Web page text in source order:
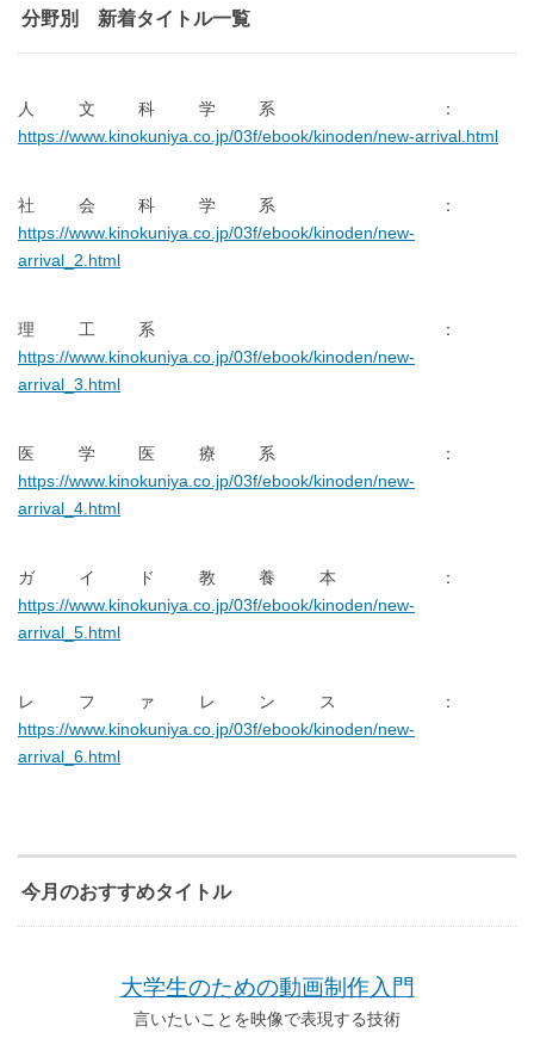
分野別 新着タイトル一覧
人文科学系 ：
https://www.kinokuniya.co.jp/03f/ebook/kinoden/new-arrival.html
社会科学系 ：
https://www.kinokuniya.co.jp/03f/ebook/kinoden/new-
arrival_2.html
理工系 ：
https://www.kinokuniya.co.jp/03f/ebook/kinoden/new-
arrival_3.html
医学医療系 ：
https://www.kinokuniya.co.jp/03f/ebook/kinoden/new-
arrival_4.html
ガイド教養本 ：
https://www.kinokuniya.co.jp/03f/ebook/kinoden/new-
arrival_5.html
レファレンス ：
https://www.kinokuniya.co.jp/03f/ebook/kinoden/new-
arrival_6.html
今月のおすすめタイトル
大学生のための動画制作入門
言いたいことを映像で表現する技術